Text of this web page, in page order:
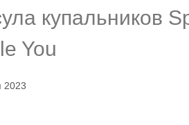
купальников
You
2023